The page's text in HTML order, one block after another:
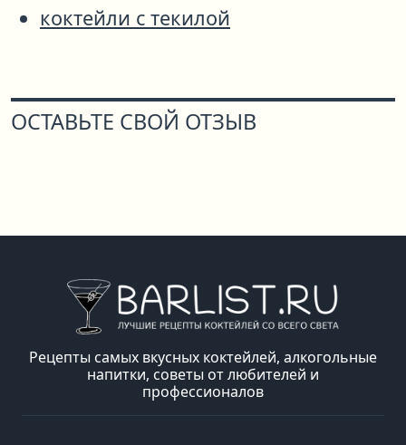
коктейли с текилой
ОСТАВЬТЕ СВОЙ ОТЗЫВ
Рецепты самых вкусных коктейлей, алкогольные
напитки, советы от любителей и
профессионалов